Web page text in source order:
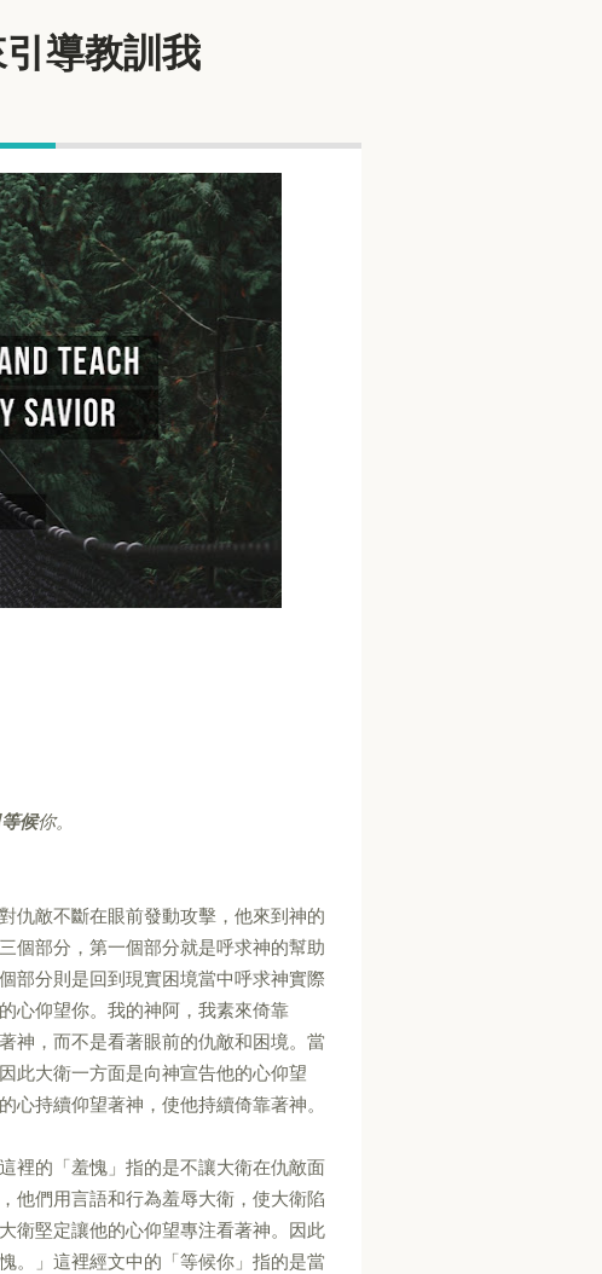
導教訓我
候你。
仇敵不斷在眼前發動攻擊，他來到神的
個部分，第一個部分就是呼求神的幫助
部分則是回到現實困境當中呼求神實際
心仰望你。我的神阿，我素來倚靠
神，而不是看著眼前的仇敵和困境。當
此大衛一方面是向神宣告他的心仰望
持續仰望著神，使他持續倚靠著神。
裡的「羞愧」指的是不讓大衛在仇敵面
他們用言語和行為羞辱大衛，使大衛陷
衛堅定讓他的心仰望專注看著神。因此
。」這裡經文中的「等候你」指的是當